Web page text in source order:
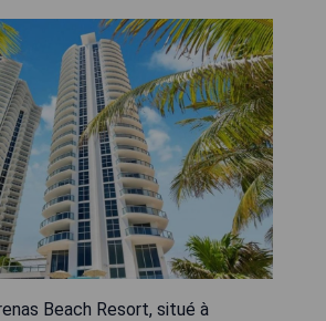
Beach Resort, situé à